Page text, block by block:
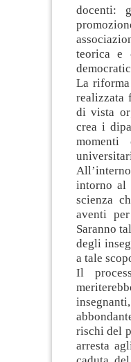
docenti:
teorica e
La
realizzata
di vista
crea i
momenti
intorno al
scienza
aventi
Saranno
degli
a tale
Il
rischi del
arresta